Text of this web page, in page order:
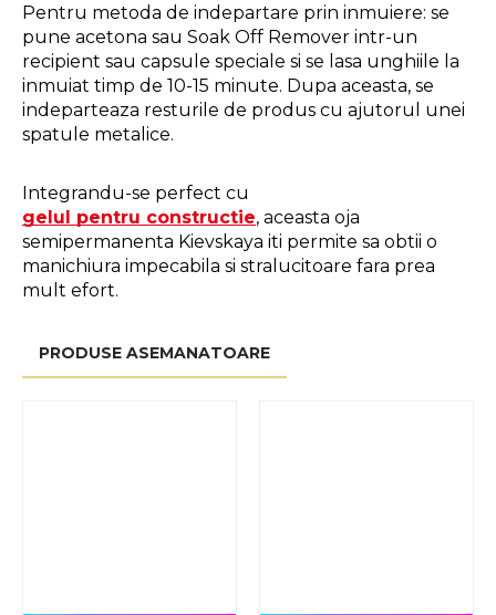
Pentru metoda de indepartare prin inmuiere: se
pune acetona sau Soak Off Remover intr-un
recipient sau capsule speciale si se lasa unghiile la
inmuiat timp de 10-15 minute. Dupa aceasta, se
indeparteaza resturile de produs cu ajutorul unei
spatule metalice.
Integrandu-se perfect cu
gelul pentru constructie, aceasta oja
semipermanenta Kievskaya iti permite sa obtii o
manichiura impecabila si stralucitoare fara prea
mult efort.
PRODUSE ASEMANATOARE